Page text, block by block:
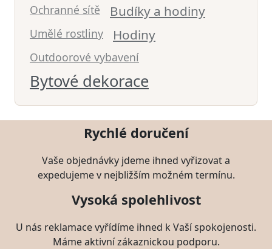
Ochranné sítě
Budíky a hodiny
Umělé rostliny Hodiny
Outdoorové vybavení
Bytové dekorace
Rychlé doručení
Vaše objednávky jdeme ihned vyřizovat a
expedujeme v nejbližším možném termínu.
Vysoká spolehlivost
U nás reklamace vyřídíme ihned k Vaší spokojenosti.
Máme aktivní zákaznickou podporu.